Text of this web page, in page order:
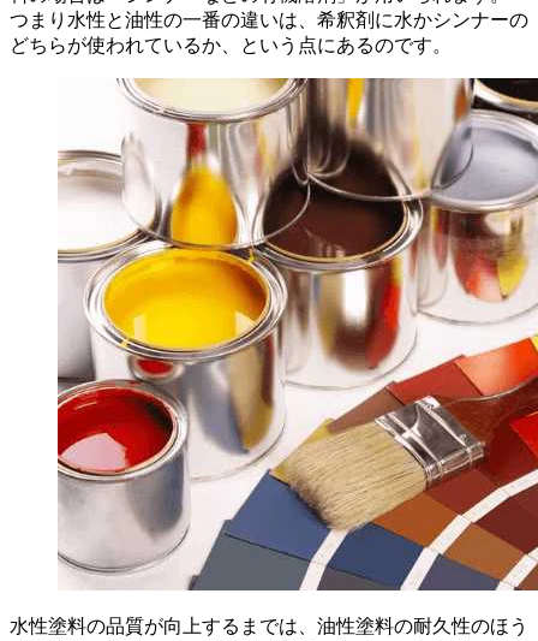
つまり水性と油性の一番の違いは、希釈剤に水かシンナーの
どちらが使われているか、という点にあるのです。
水性塗料の品質が向上するまでは、油性塗料の耐久性のほう